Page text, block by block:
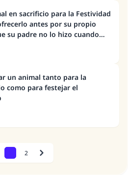
en sacrificio para la Festividad
antes por su propio
su padre no lo hizo cuando
un animal tanto para la
como para festejar el
2 Next